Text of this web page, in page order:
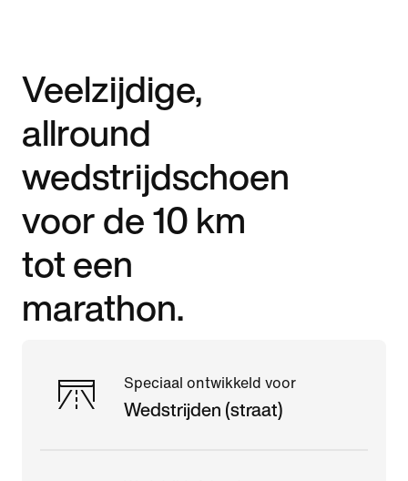
Veelzijdige,
allround
wedstrijdschoen
voor de 10 km
tot een
marathon.
Speciaal ontwikkeld voor
Wedstrijden (straat)